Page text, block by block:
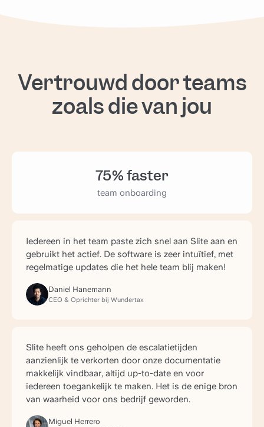
Vertrouwd door teams
zoals die van jou
75% faster
team onboarding
Iedereen in het team paste zich snel aan Slite aan en
gebruikt het actief. De software is zeer intuïtief, met
regelmatige updates die het hele team blij maken!
Daniel Hanemann
CEO & Oprichter bij Wundertax
Slite heeft ons geholpen de escalatietijden
aanzienlijk te verkorten door onze documentatie
makkelijk vindbaar, altijd up-to-date en voor
iedereen toegankelijk te maken. Het is de enige bron
van waarheid voor ons bedrijf geworden.
Miguel Herrero